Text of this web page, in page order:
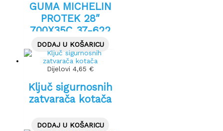
GUMA MICHELIN
PROTEK 28″
700X35C 37-622
CRNA
DODAJ U KOŠARICU
Dijelovi 4,65 €
Ključ sigurnosnih
zatvarača kotača
DODAJ U KOŠARICU